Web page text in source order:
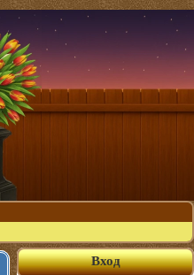
Вход